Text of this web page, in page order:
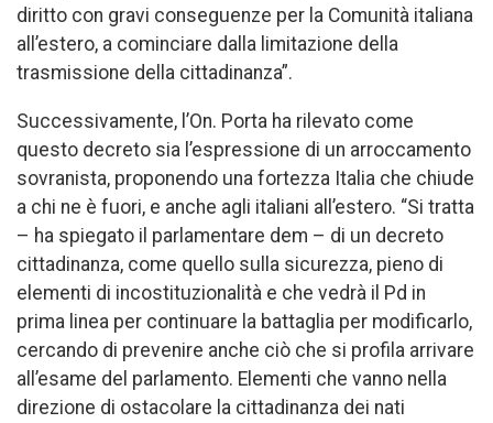
diritto con gravi conseguenze per la Comunità italiana
all’estero, a cominciare dalla limitazione della
trasmissione della cittadinanza”.
Successivamente, l’On. Porta ha rilevato come
questo decreto sia l’espressione di un arroccamento
sovranista, proponendo una fortezza Italia che chiude
a chi ne è fuori, e anche agli italiani all’estero. “Si tratta
– ha spiegato il parlamentare dem – di un decreto
cittadinanza, come quello sulla sicurezza, pieno di
elementi di incostituzionalità e che vedrà il Pd in
prima linea per continuare la battaglia per modificarlo,
cercando di prevenire anche ciò che si profila arrivare
all’esame del parlamento. Elementi che vanno nella
direzione di ostacolare la cittadinanza dei nati